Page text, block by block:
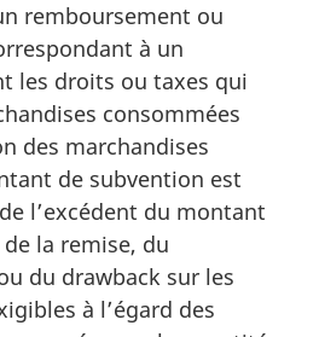
remboursement ou
à un
les droits ou taxes qui
consommées
des marchandises
de subvention est
l’excédent du montant
la remise, du
du drawback sur les
à l’égard des